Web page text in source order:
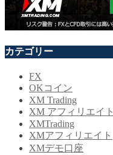
カテゴリー
FX
OKコイン
XM Trading
XM アフィリエイト
XMTrading
XMアフィリエイト
XMデモ口座